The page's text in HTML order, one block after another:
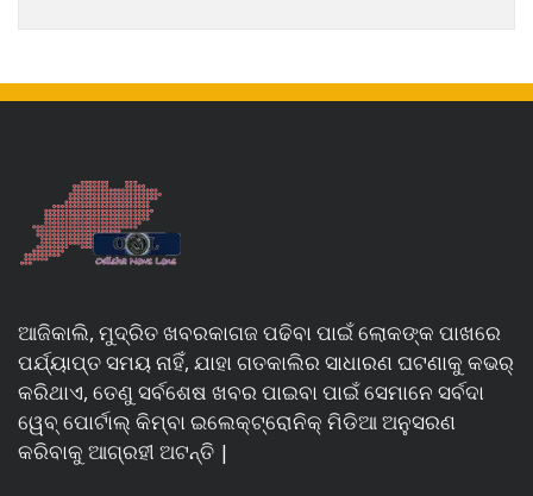
ଆଜିକାଲି, ମୁଦ୍ରିତ ଖବରକାଗଜ ପଢିବା ପାଇଁ ଲୋକଙ୍କ ପାଖରେ
ପର୍ଯ୍ୟାପ୍ତ ସମୟ ନାହିଁ, ଯାହା ଗତକାଲିର ସାଧାରଣ ଘଟଣାକୁ କଭର୍
କରିଥାଏ, ତେଣୁ ସର୍ବଶେଷ ଖବର ପାଇବା ପାଇଁ ସେମାନେ ସର୍ବଦା
ୱେବ୍ ପୋର୍ଟାଲ୍ କିମ୍ବା ଇଲେକ୍ଟ୍ରୋନିକ୍ ମିଡିଆ ଅନୁସରଣ
କରିବାକୁ ଆଗ୍ରହୀ ଅଟନ୍ତି |